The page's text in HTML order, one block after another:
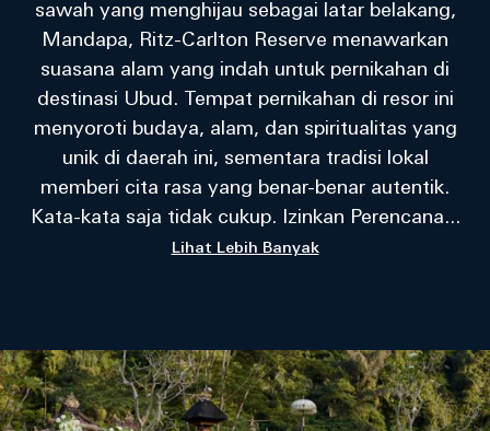
sawah yang menghijau sebagai latar belakang,
Mandapa, Ritz-Carlton Reserve menawarkan
suasana alam yang indah untuk pernikahan di
destinasi Ubud. Tempat pernikahan di resor ini
menyoroti budaya, alam, dan spiritualitas yang
unik di daerah ini, sementara tradisi lokal
memberi cita rasa yang benar-benar autentik.
Kata-kata saja tidak cukup. Izinkan Perencana...
Lihat Lebih Banyak